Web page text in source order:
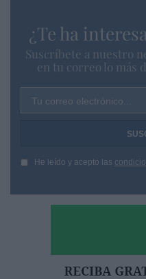
¿Te ha
Suscríbete a nuestro
en tu correo lo más
Tu correo electrónico...
He leído y acepto las